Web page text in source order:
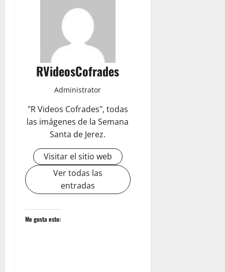
RVideosCofrades
Administrator
"R Videos Cofrades", todas
las imágenes de la Semana
Santa de Jerez.
Visitar el sitio web
Ver todas las
entradas
Me gusta esto: